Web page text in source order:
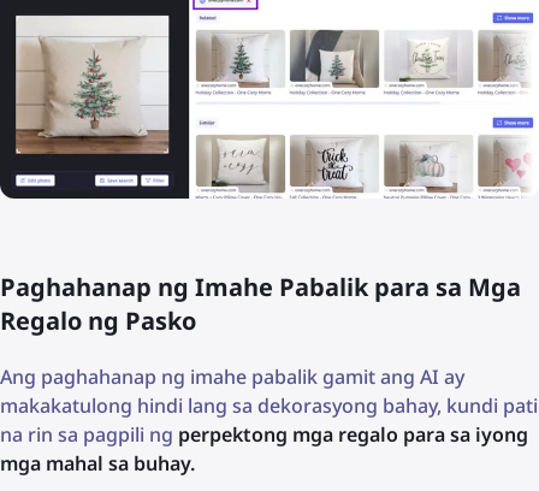
Paghahanap ng Imahe Pabalik para sa Mga
Regalo ng Pasko
Ang paghahanap ng imahe pabalik gamit ang AI ay
makakatulong hindi lang sa dekorasyong bahay, kundi pati
na rin sa pagpili ng perpektong mga regalo para sa iyong
mga mahal sa buhay.